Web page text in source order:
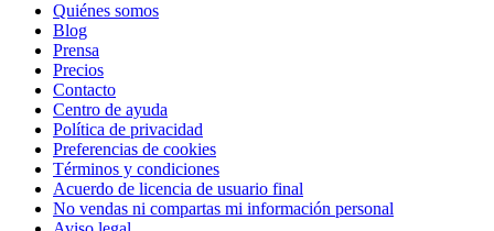
Quiénes somos
Blog
Prensa
Precios
Contacto
Centro de ayuda
Política de privacidad
Preferencias de cookies
Términos y condiciones
Acuerdo de licencia de usuario final
No vendas ni compartas mi información personal